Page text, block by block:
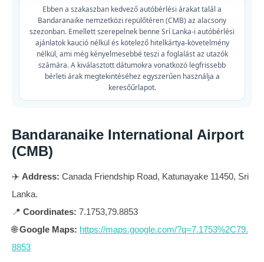
Ebben a szakaszban kedvező autóbérlési árakat talál a
Bandaranaike nemzetközi repülőtéren (CMB) az alacsony
szezonban. Emellett szerepelnek benne Srí Lanka-i autóbérlési
ajánlatok kaució nélkül és kötelező hitelkártya-követelmény
nélkül, ami még kényelmesebbé teszi a foglalást az utazók
számára. A kiválasztott dátumokra vonatkozó legfrissebb
bérleti árak megtekintéséhez egyszerűen használja a
keresőűrlapot.
Bandaranaike International Airport
(CMB)
✈️ Address: Canada Friendship Road, Katunayake 11450, Sri
Lanka.
📍 Coordinates: 7.1753,79.8853
🌐Google Maps: https://maps.google.com/?q=7.1753%2C79.
8853